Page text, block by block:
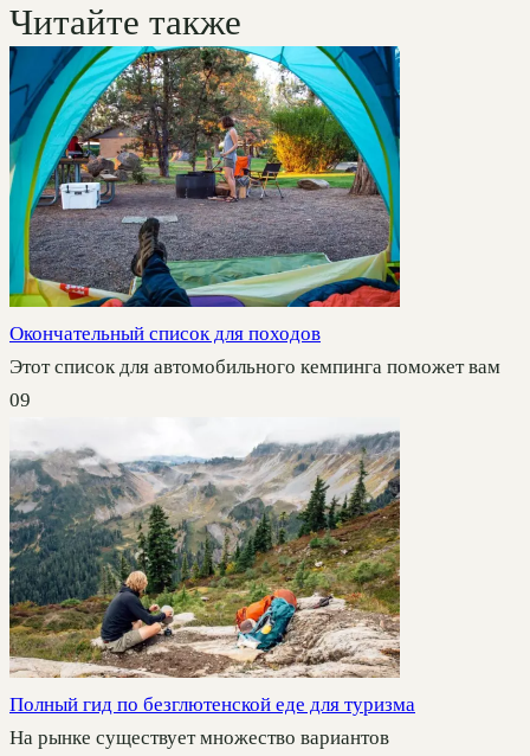
Читайте также
Окончательный список для походов
Этот список для автомобильного кемпинга поможет вам
09
Полный гид по безглютенской еде для туризма
На рынке существует множество вариантов